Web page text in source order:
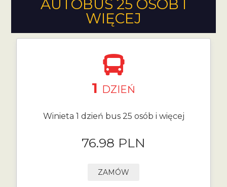
AUTOBUS 25 OSÓB I
WIĘCEJ
1 DZIEŃ
Winieta 1 dzień bus 25 osób i więcej
76.98 PLN
ZAMÓW